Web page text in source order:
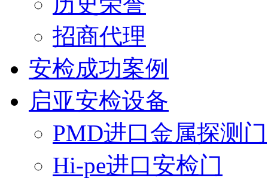
招商代理
安检成功案例
启亚安检设备
PMD进口金属探测门
Hi-pe进口安检门